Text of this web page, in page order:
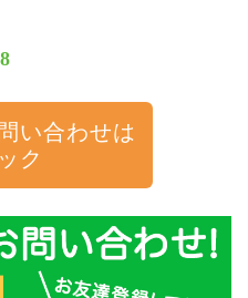
い合わせは
ク